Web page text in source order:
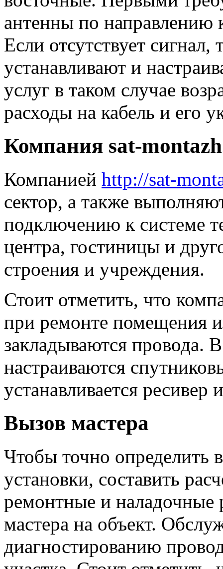
антенны по направлению
Если отсутствует
устанавливают и
услуг в таком случае
расходы на кабель и его
Компания sat-
Компанией http://sat-
сектор, а также
подключению к системе
центра, гостиницы и
строения и учреждения.
Стоит отметить, что
при ремонте помещения
закладываются провода.
настраиваются
устанавливается ресивер
Вызов мастера
Чтобы точно определить
установки, составить
ремонтные и наладочные
мастера на объект.
диагностированию